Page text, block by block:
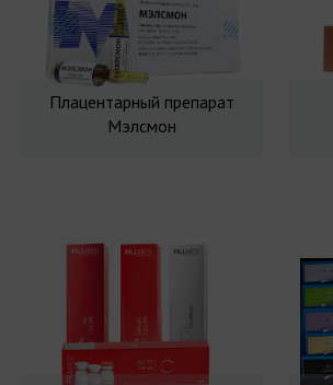
Плацентарный препарат
Мэлсмон